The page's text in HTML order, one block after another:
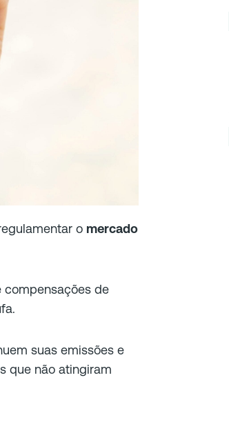
o mercado
compensações de
suas emissões e
que não atingiram